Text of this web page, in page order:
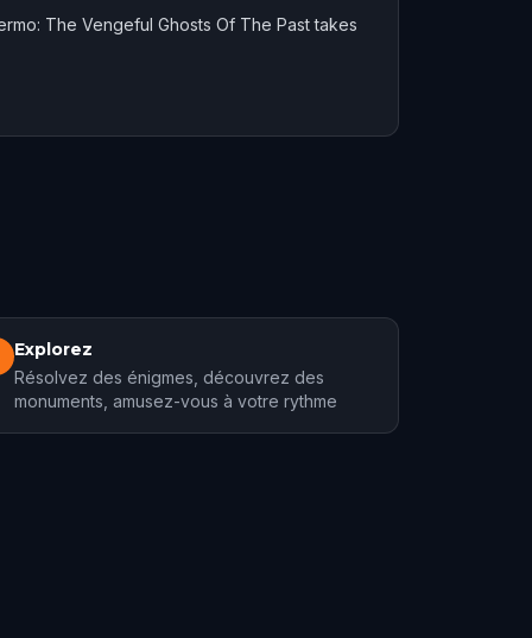
The Vengeful Ghosts Of The Past takes
Explorez
Résolvez des énigmes, découvrez des
monuments, amusez-vous à votre rythme